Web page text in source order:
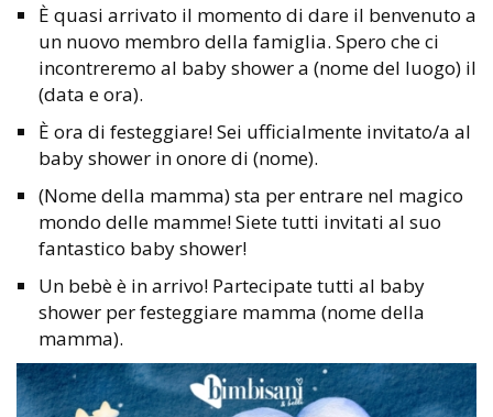
È quasi arrivato il momento di dare il benvenuto a
un nuovo membro della famiglia. Spero che ci
incontreremo al baby shower a (nome del luogo) il
(data e ora).
È ora di festeggiare! Sei ufficialmente invitato/a al
baby shower in onore di (nome).
(Nome della mamma) sta per entrare nel magico
mondo delle mamme! Siete tutti invitati al suo
fantastico baby shower!
Un bebè è in arrivo! Partecipate tutti al baby
shower per festeggiare mamma (nome della
mamma).